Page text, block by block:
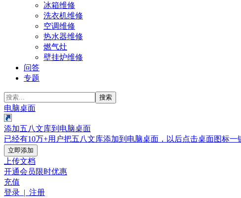
冰箱维修
洗衣机维修
空调维修
热水器维修
燃气灶
壁挂炉维修
问答
专题
搜索
电脑桌面
添加五八文库到电脑桌面
已经有10万+用户把五八文库添加到电脑桌面，以后点击桌面图标一
立即添加
上传文档
开通会员限时优惠
充值
登录 | 注册